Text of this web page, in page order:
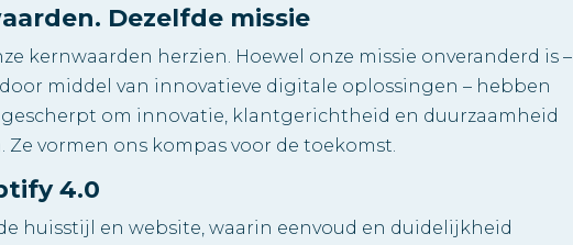
Dezelfde missie
kernwaarden herzien. Hoewel onze missie onveranderd is –
middel van innovatieve digitale oplossingen – hebben
om innovatie, klantgerichtheid en duurzaamheid
vormen ons kompas voor de toekomst.
4.0
huisstijl en website, waarin eenvoud en duidelijkheid